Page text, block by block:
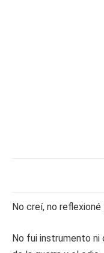
No creí, no reflexioné
No fui instrumento ni